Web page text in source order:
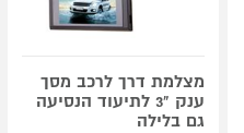
מצלמת דרך לרכב מסך
ענק "3 לתיעוד הנסיעה
גם בלילה